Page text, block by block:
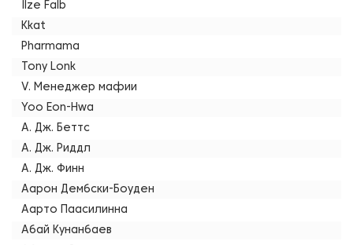
Ilze Falb
Kkat
Pharmama
Tony Lonk
V. Менеджер мафии
Yoo Eon-Hwa
А. Дж. Беттс
А. Дж. Риддл
А. Дж. Финн
Аарон Дембски-Боуден
Аарто Паасилинна
Абай Кунанбаев